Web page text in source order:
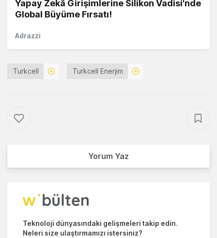
Yapay Zekâ Girişimlerine Silikon Vadisi'nde
Global Büyüme Fırsatı!
Adrazzi
Turkcell Turkcell Enerjim
Yorum Yaz
Teknoloji dünyasındaki gelişmeleri takip edin.
Neleri size ulaştırmamızı istersiniz?